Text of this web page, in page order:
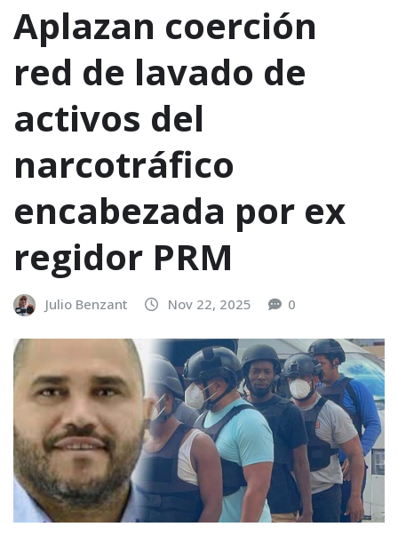
Aplazan coerción
red de lavado de
activos del
narcotráfico
encabezada por ex
regidor PRM
Julio Benzant Nov 22, 2025 0